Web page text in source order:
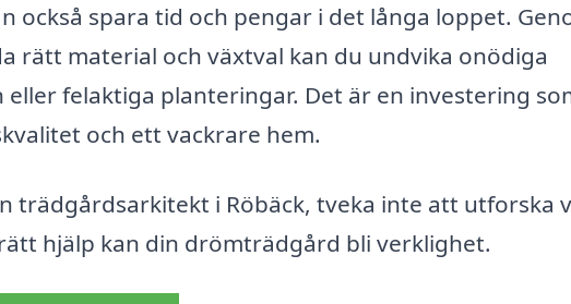
också spara tid och pengar i det långa loppet.
rätt material och växtval kan du undvika onödiga
felaktiga planteringar. Det är en investering
och ett vackrare hem.
trädgårdsarkitekt i Röbäck, tveka inte att utforska
hjälp kan din drömträdgård bli verklighet.